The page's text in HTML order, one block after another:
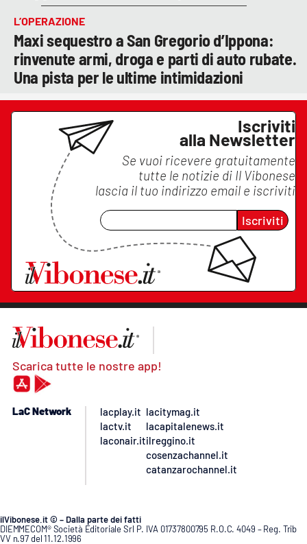
L’OPERAZIONE
Maxi sequestro a San Gregorio d’Ippona:
rinvenute armi, droga e parti di auto rubate.
Una pista per le ultime intimidazioni
Iscriviti
alla Newsletter
Se vuoi ricevere gratuitamente
tutte le notizie di Il Vibonese
lascia il tuo indirizzo email e iscriviti
Iscriviti
Scarica tutte le nostre app!
LaC Network
lacplay.it
lactv.it
laconair.it
lacitymag.it
lacapitalenews.it
ilreggino.it
cosenzachannel.it
catanzarochannel.it
ilVibonese.it © – Dalla parte dei fatti
DIEMMECOM® Società Editoriale Srl P. IVA 01737800795 R.O.C. 4049 – Reg. Trib
VV n.97 del 11.12.1996